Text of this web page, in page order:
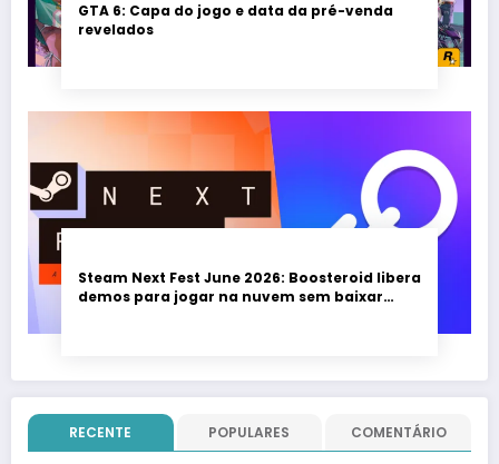
GTA 6: Capa do jogo e data da pré-venda
revelados
Steam Next Fest June 2026: Boosteroid libera
demos para jogar na nuvem sem baixar
RECENTE POPULARES COMENTÁRIO